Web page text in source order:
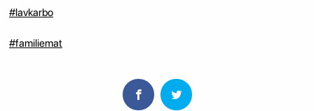
#lavkarbo
#familiemat